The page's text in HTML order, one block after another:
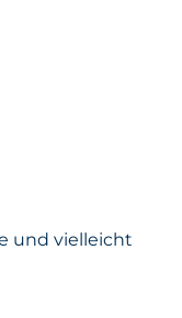
und vielleicht